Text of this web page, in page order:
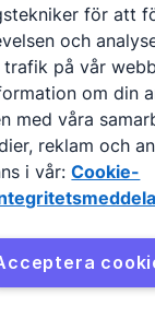
mer om
om
artikeln till
för att
och
på vår
om din
med våra
reklam och
i vår: Cookie-